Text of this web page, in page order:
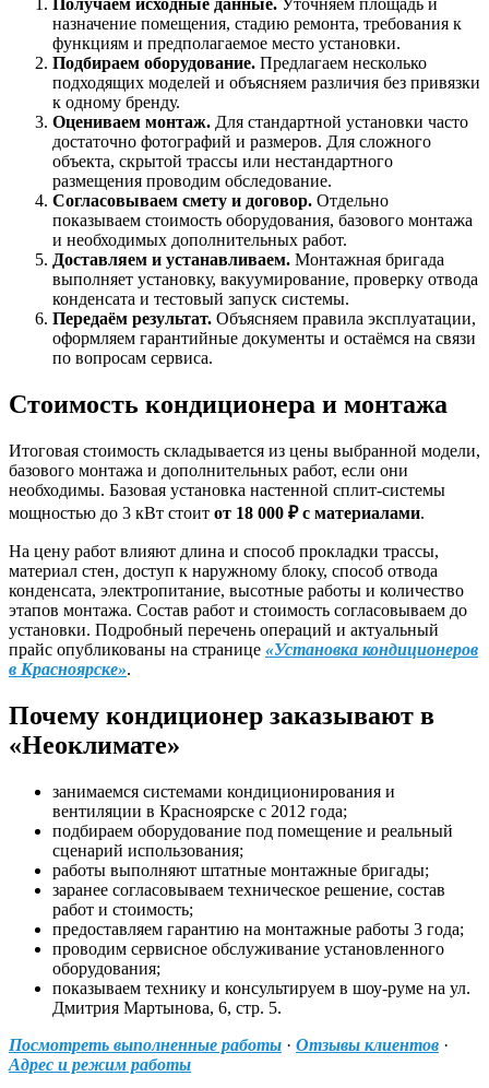
Получаем исходные данные. Уточняем площадь и
назначение помещения, стадию ремонта, требования к
функциям и предполагаемое место установки.
Подбираем оборудование. Предлагаем несколько
подходящих моделей и объясняем различия без привязки
к одному бренду.
Оцениваем монтаж. Для стандартной установки часто
достаточно фотографий и размеров. Для сложного
объекта, скрытой трассы или нестандартного
размещения проводим обследование.
Согласовываем смету и договор. Отдельно
показываем стоимость оборудования, базового монтажа
и необходимых дополнительных работ.
Доставляем и устанавливаем. Монтажная бригада
выполняет установку, вакуумирование, проверку отвода
конденсата и тестовый запуск системы.
Передаём результат. Объясняем правила эксплуатации,
оформляем гарантийные документы и остаёмся на связи
по вопросам сервиса.
Стоимость кондиционера и монтажа
Итоговая стоимость складывается из цены выбранной модели,
базового монтажа и дополнительных работ, если они
необходимы. Базовая установка настенной сплит-системы
мощностью до 3 кВт стоит от 18 000 ₽ с материалами.
На цену работ влияют длина и способ прокладки трассы,
материал стен, доступ к наружному блоку, способ отвода
конденсата, электропитание, высотные работы и количество
этапов монтажа. Состав работ и стоимость согласовываем до
установки. Подробный перечень операций и актуальный
прайс опубликованы на странице «Установка кондиционеров
в Красноярске».
Почему кондиционер заказывают в
«Неоклимате»
занимаемся системами кондиционирования и
вентиляции в Красноярске с 2012 года;
подбираем оборудование под помещение и реальный
сценарий использования;
работы выполняют штатные монтажные бригады;
заранее согласовываем техническое решение, состав
работ и стоимость;
предоставляем гарантию на монтажные работы 3 года;
проводим сервисное обслуживание установленного
оборудования;
показываем технику и консультируем в шоу‑руме на ул.
Дмитрия Мартынова, 6, стр. 5.
Посмотреть выполненные работы · Отзывы клиентов ·
Адрес и режим работы